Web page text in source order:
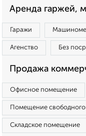
Аренда гаржей,
Гаражи
Агенство Без
Продажа
Офисное помещение
Помещение свободного
Складское помещение